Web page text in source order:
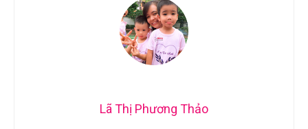
Lã Thị Phương Thảo